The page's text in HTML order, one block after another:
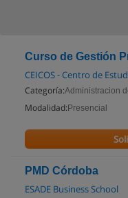
Curso de Gestión
CEICOS - Centro de
Categoría:Administracion
Modalidad: Presencial
PMD Córdoba
ESADE Business School